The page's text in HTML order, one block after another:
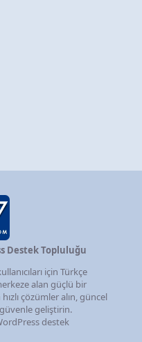
Destek Topluluğu
için Türkçe
alan güçlü bir
çözümler alın, güncel
geliştirin.
destek